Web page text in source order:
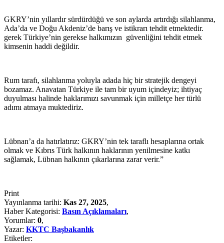
GKRY’nin yıllardır sürdürdüğü ve son aylarda artırdığı silahlanma,
Ada’da ve Doğu Akdeniz’de barış ve istikrarı tehdit etmektedir.
gerek Türkiye’nin gerekse halkımızın güvenliğini tehdit etmek
kimsenin haddi değildir.
Rum tarafı, silahlanma yoluyla adada hiç bir stratejik dengeyi
bozamaz. Anavatan Türkiye ile tam bir uyum içindeyiz; ihtiyaç
duyulması halinde haklarımızı savunmak için milletçe her türlü
adımı atmaya muktediriz.
Lübnan’a da hatırlatırız: GKRY’nin tek taraflı hesaplarına ortak
olmak ve Kıbrıs Türk halkının haklarının yenilmesine katkı
sağlamak, Lübnan halkının çıkarlarına zarar verir.”
Print
Yayınlanma tarihi: Kas 27, 2025,
Haber Kategorisi: Basın Açıklamaları,
Yorumlar: 0,
Yazar: KKTC Başbakanlık
Etiketler: